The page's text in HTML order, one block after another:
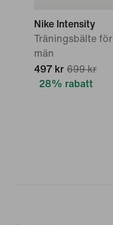
Nike Intensity
Träningsbälte för
män
497 kr 699 kr
28% rabatt